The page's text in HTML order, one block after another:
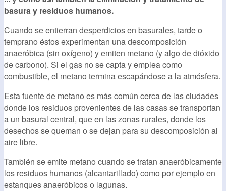
basura y residuos humanos.
Cuando se entierran desperdicios en basurales, tarde o
temprano éstos experimentan una descomposición
anaeróbica (sin oxígeno) y emiten metano (y algo de dióxido
de carbono). Si el gas no se capta y emplea como
combustible, el metano termina escapándose a la atmósfera.
Esta fuente de metano es más común cerca de las ciudades
donde los residuos provenientes de las casas se transportan
a un basural central, que en las zonas rurales, donde los
desechos se queman o se dejan para su descomposición al
aire libre.
También se emite metano cuando se tratan anaeróbicamente
los residuos humanos (alcantarillado) como por ejemplo en
estanques anaeróbicos o lagunas.